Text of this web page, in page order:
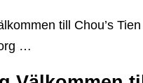
till Chou’s
…